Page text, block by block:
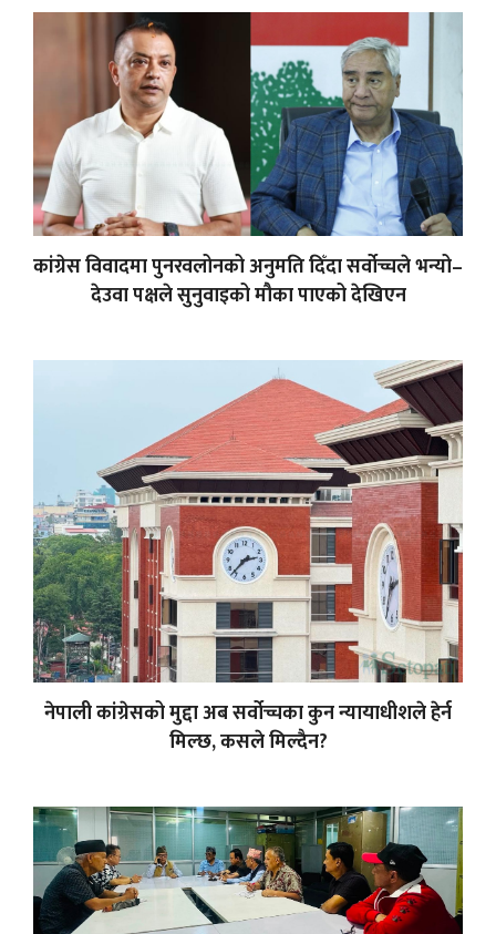
कांग्रेस विवादमा पुनरवलोनको अनुमति दिँदा सर्वोच्चले भन्यो–
देउवा पक्षले सुनुवाइको मौका पाएको देखिएन
नेपाली कांग्रेसको मुद्दा अब सर्वोच्चका कुन न्यायाधीशले हेर्न
मिल्छ, कसले मिल्दैन?